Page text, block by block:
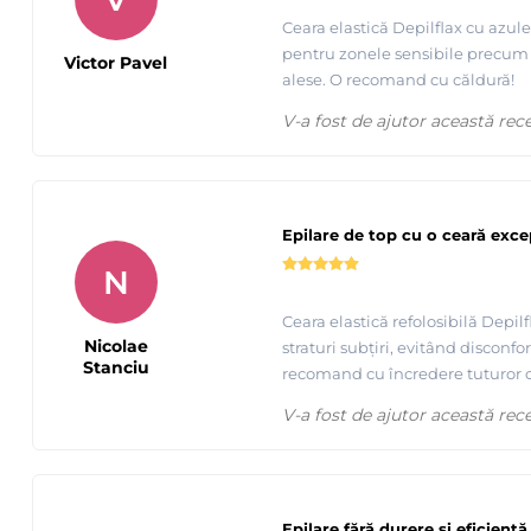
Tutorial epilare axila cu ceara elasica cu punct de topire
Ceara elastică Depilflax cu
pentru zonele sensibile
alese. O recomand cu căldură!
Victor Pavel
V-a fost de ajutor această
Epilare de top cu o ceară
Ceara elastică refolosibilă
straturi subțiri, evitând
recomand cu încredere tuturor
N
Nicolae
Stanciu
V-a fost de ajutor această